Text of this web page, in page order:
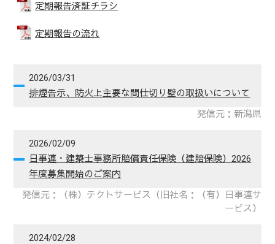
定期報告済証チラシ
定期報告の流れ
2026/03/31
排煙告示、防火上主要な間仕切り壁の取扱いについて
発信元：新潟県
2026/02/09
日事連・建築士事務所賠償責任保険（建賠保険）2026
年度募集開始のご案内
発信元：（株）テクトサービス（旧社名：（有）日事連サ
ービス）
2024/02/28